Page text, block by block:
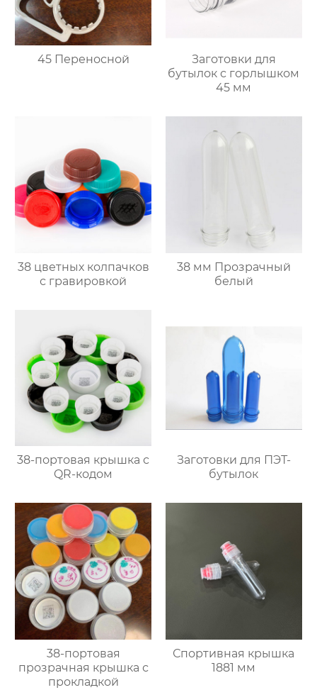
45 Переносной
Заготовки для
бутылок с горлышком
45 мм
38 цветных колпачков
с гравировкой
38 мм Прозрачный
белый
38-портовая крышка с
QR-кодом
Заготовки для ПЭТ-
бутылок
38-портовая
прозрачная крышка с
прокладкой
Спортивная крышка
1881 мм